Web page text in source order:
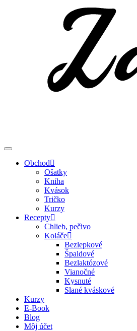
Obchod
Ošatky
Kniha
Kvások
Tričko
Kurzy
Recepty
Chlieb, pečivo
Koláče
Bezlepkové
Špaldové
Bezlaktózové
Vianočné
Kysnuté
Slané kváskové
Kurzy
E-Book
Blog
Môj účet